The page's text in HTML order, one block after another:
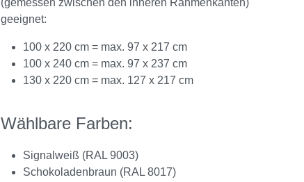
(gemessen zwischen den inneren Rahmenkanten)
geeignet:
100 x 220 cm = max. 97 x 217 cm
100 x 240 cm = max. 97 x 237 cm
130 x 220 cm = max. 127 x 217 cm
Wählbare Farben:
Signalweiß (RAL 9003)
Schokoladenbraun (RAL 8017)